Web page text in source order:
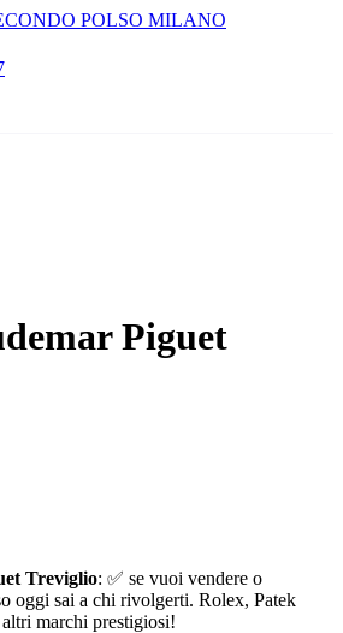
Piguet
Treviglio: ✅ se vuoi vendere o
oggi sai a chi rivolgerti. Rolex, Patek
marchi prestigiosi!